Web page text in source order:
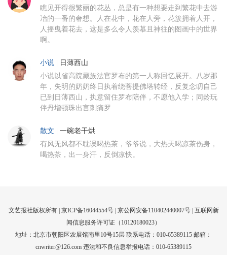
瞧见开得很繁丽的花丛，总是有一种想要走到繁花中去游
冶的一番的奢想。人在花中，花在人旁，花簇拥着人开，
人摇曳着花去，这是多么令人羡慕且神往的图画中的世界
啊。
小说 日薄西山
小说以省高院藏族法官罗布的第一人称回忆展开。八岁那
年，失明的奶奶终日执着绕菩提佛塔转经，反复念叨自己
已到日薄西山，执意留住罗布陪伴，不愿他入学；同龄玩
伴丹增顿珠出言刺痛罗
散文 一碗老干烘
有风无风都不耽误喝热茶，爷爷说，大热天喝凉茶伤身，
喝热茶，出一身汗，反倒凉快。
文艺报社版权所有 | 京ICP备16044554号| 京公网安备110402440007号 | 互联网新
闻信息服务许可证（10120180023）
地址：北京市朝阳区农展馆南里10号15层 联系电话：010-65389115 邮箱：
cnwriter@126.com 违法和不良信息举报电话：010-65389115